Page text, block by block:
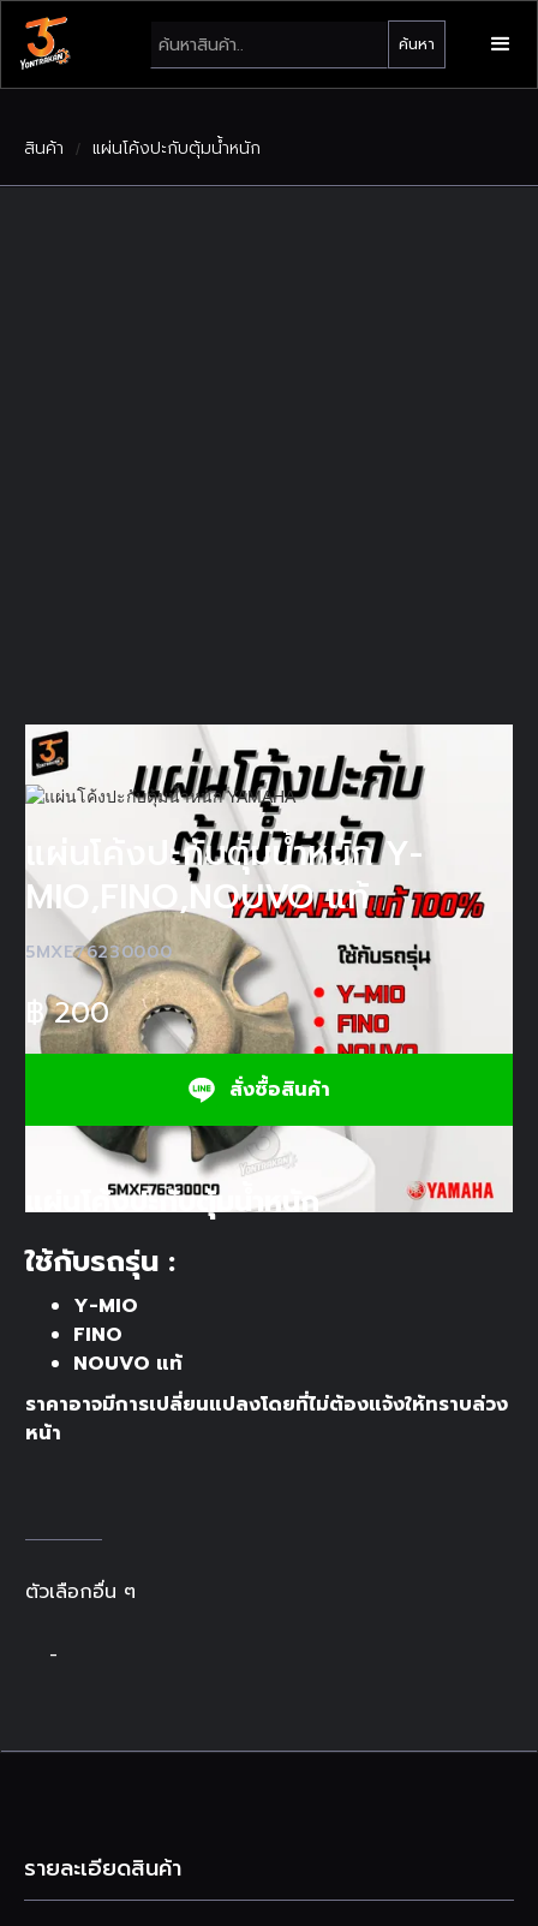
สินค้า / แผ่นโค้งปะกับตุ้มน้ำหนัก
แผ่นโค้งปะกับตุ้มน้ำหนัก Y-
MIO,FINO,NOUVO แท้
5MXE76230000
฿ 200
สั่งซื้อสินค้า
แผ่นโค้งปะกับตุ้มน้ำหนัก
ใช้กับรถรุ่น :
Y-MIO
FINO
NOUVO แท้
ราคาอาจมีการเปลี่ยนแปลงโดยที่ไม่ต้องแจ้งให้ทราบล่วง
หน้า
ตัวเลือกอื่น ๆ
-
รายละเอียดสินค้า